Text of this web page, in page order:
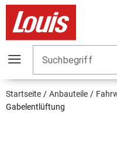
Suchbegriff
Startseite Anbauteile
Gabelentlüftung